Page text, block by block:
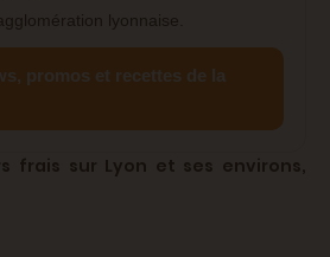
lyonnaise.
promos et recettes de la
frais sur Lyon et ses environs,